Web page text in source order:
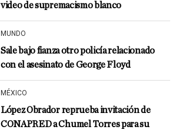
video de supremacismo blanco
MUNDO
Sale bajo fianza otro policía relacionado
con el asesinato de George Floyd
MÉXICO
López Obrador reprueba invitación de
CONAPRED a Chumel Torres para su